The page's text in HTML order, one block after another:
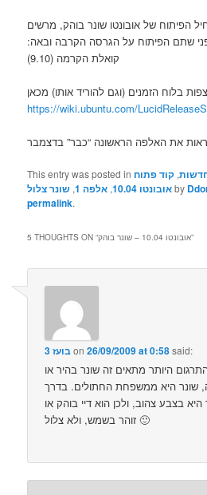
הפיתוח של אובונטו שונר בוהק, מרשים
שתם הפיתוח על הגרסה הקרבה ובאה:
קואלת הקרמה (9.10)
https://wiki.ubuntu.com/
This entry was posted in , קוד פתוח
אובונטו 10.04 , אלפה 1 , שונר צלול by
permalink.
5 THOUGHTS ON “ אובונטו 10.04 – שונר בוהק”
בועז 3on26/09/2009 at 0:58said:
היותר מתאים זה שונר בהיר או
שונר היא ממשפחת החתולים. בדרך
בצבע צהוב, ולכן הוא דיי בוהק או
זוהר בשמש, ולא צלול 🙂